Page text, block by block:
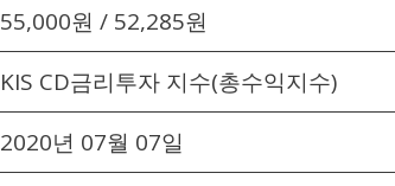
55,000원 / 52,285원
KIS CD금리투자 지수(총수익지수)
2020년 07월 07일